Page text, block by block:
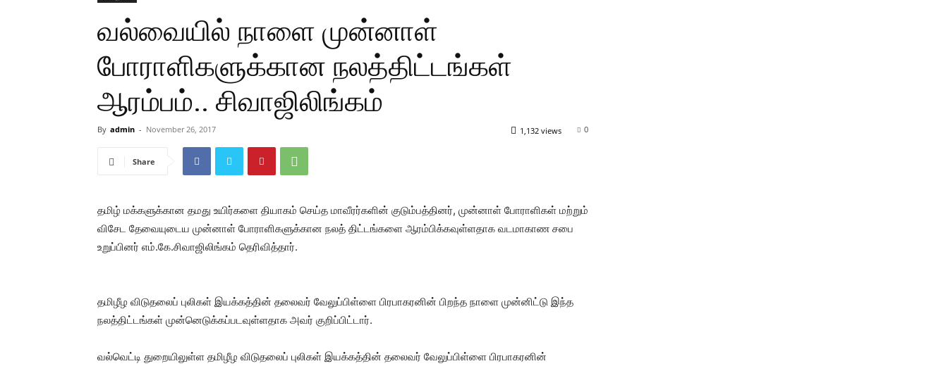
வல்வையில் நாளை முன்னாள்
போராளிகளுக்கான நலத்திட்டங்கள்
ஆரம்பம்.. சிவாஜிலிங்கம்
By admin - November 26, 2017 0
1,132 views
Share
தமிழ் மக்களுக்கான தமது உயிர்களை தியாகம் செய்த மாவீரர்களின் குடும்பத்தினர், முன்னாள் போராளிகள் மற்றும்
விசேட தேவையுடைய முன்னாள் போராளிகளுக்கான நலத் திட்டங்களை ஆரம்பிக்கவுள்ளதாக வடமாகாண சபை
உறுப்பினர் எம்.கே.சிவாஜிலிங்கம் தெரிவித்தார்.
தமிழீழ விடுதலைப் புலிகள் இயக்கத்தின் தலைவர் வேலுப்பிள்ளை பிரபாகரனின் பிறந்த நாளை முன்னிட்டு இந்த
நலத்திட்டங்கள் முன்னெடுக்கப்படவுள்ளதாக அவர் குறிப்பிட்டார்.
வல்வெட்டி துறையிலுள்ள தமிழீழ விடுதலைப் புலிகள் இயக்கத்தின் தலைவர் வேலுப்பிள்ளை பிரபாகரனின்